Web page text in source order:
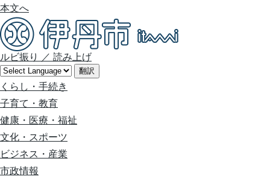
本文へ
ルビ振り ／ 読み上げ
翻訳
くらし・手続き
子育て・教育
健康・医療・福祉
文化・スポーツ
ビジネス・産業
市政情報